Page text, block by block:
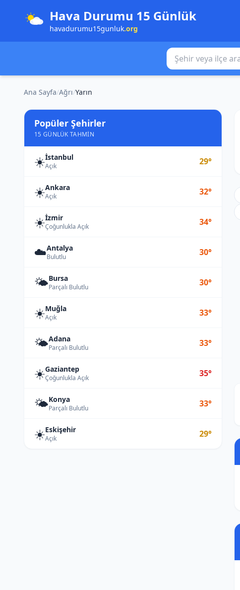
Hava Durumu 15 Günlük
havadurumu15gunluk.org
Şehir veya ilçe ara
Ana Sayfa/Ağrı/Yarın
Popüler Şehirler
15 GÜNLÜK TAHMIN
☀️İstanbul
Açık 29°
☀️Ankara
Açık 32°
☀️İzmir
Çoğunlukla Açık 34°
☁️Antalya
Bulutlu 30°
🌤️Bursa
Parçalı Bulutlu 30°
☀️Muğla
Açık 33°
🌤️Adana
Parçalı Bulutlu 33°
☀️Gaziantep
Çoğunlukla Açık 35°
🌤️Konya
Parçalı Bulutlu 33°
☀️Eskişehir
Açık 29°